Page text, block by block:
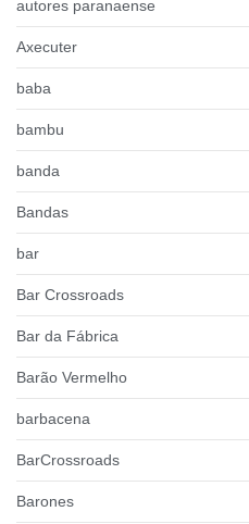
autores paranaense
Axecuter
baba
bambu
banda
Bandas
bar
Bar Crossroads
Bar da Fábrica
Barão Vermelho
barbacena
BarCrossroads
Barones